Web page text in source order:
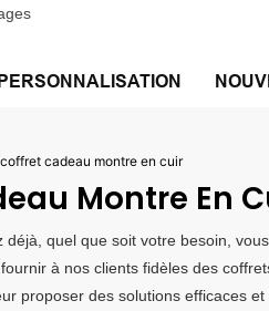
PERSONNALISATION
coffret cadeau montre en cuir
Montre En
quel que soit votre besoin,
à nos clients fidèles des
proposer des solutions efficaces et